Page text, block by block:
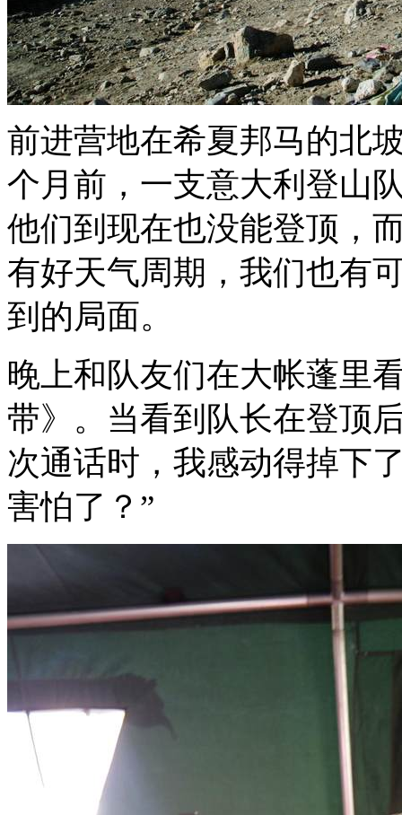
前进营地在希夏邦马的北
个月前，一支意大利登山
他们到现在也没能登顶，
有好天气周期，我们也有
到的局面。
晚上和队友们在大帐蓬里
带》。当看到队长在登顶
次通话时，我感动得掉下
害怕了？”